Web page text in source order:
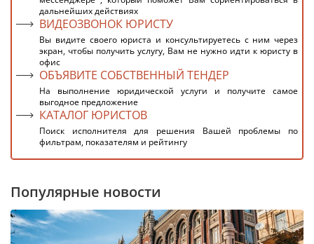
дальнейших действиях
ВИДЕОЗВОНОК ЮРИСТУ
Вы видите своего юриста и консультируетесь с ним через
экран, чтобы получить услугу, Вам не нужно идти к юристу в
офис
ОБЪЯВИТЕ СОБСТВЕННЫЙ ТЕНДЕР
На выполнение юридической услуги и получите самое
выгодное предложение
КАТАЛОГ ЮРИСТОВ
Поиск исполнителя для решения Вашей проблемы по
фильтрам, показателям и рейтингу
Популярные новости